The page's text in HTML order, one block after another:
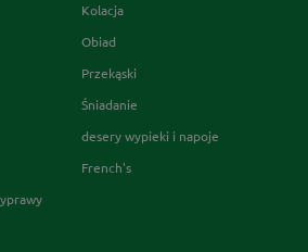
Kolacja
Obiad
Przekąski
Śniadanie
desery wypieki i napoje
French's